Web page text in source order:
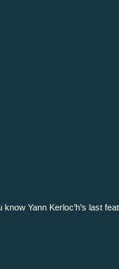
Yann Kerloc'h's last